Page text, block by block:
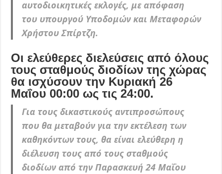
αυτοδιοικητικές εκλογές, με απόφαση
του υπουργού Υποδομών και Μεταφορών
Χρήστου Σπίρτζη.
Οι ελεύθερες διελεύσεις από όλους
τους σταθμούς διοδίων της χώρας
θα ισχύσουν την Κυριακή 26
Μαΐου 00:00 ως τις 24:00.
Για τους δικαστικούς αντιπροσώπους
που θα μεταβούν για την εκτέλεση των
καθηκόντων τους, θα είναι ελεύθερη η
διέλευση τους από τους σταθμούς
διοδίων από την Παρασκευή 24 Μαΐου